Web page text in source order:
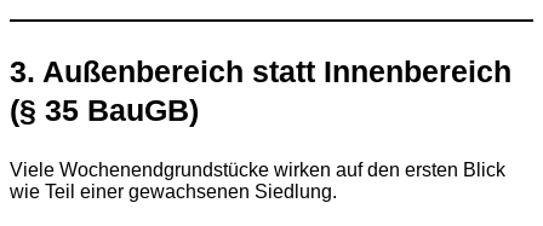
3. Außenbereich statt Innenbereich
(§ 35 BauGB)
Viele Wochenendgrundstücke wirken auf den ersten Blick
wie Teil einer gewachsenen Siedlung.